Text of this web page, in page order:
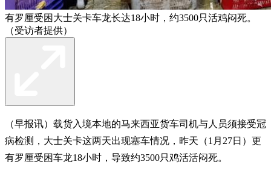
有罗厘受困大士关卡车龙长达18小时，约3500只活鸡闷死。
（受访者提供）
（早报讯）载货入境本地的马来西亚货车司机与人员须接受冠
病检测，大士关卡这两天出现塞车情况，昨天（1月27日）更
有罗厘受困车龙18小时，导致约3500只鸡活活闷死。